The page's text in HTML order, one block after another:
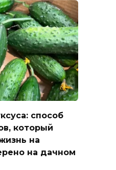
способ
который
на
на дачном